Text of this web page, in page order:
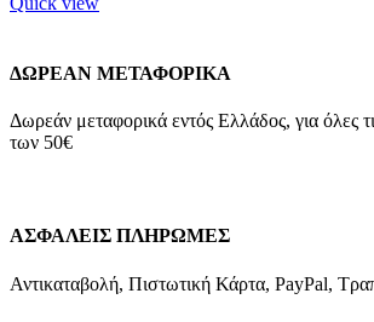
ΔΩΡΕΑΝ ΜΕΤΑΦΟΡΙΚΑ
Δωρεάν μεταφορικά εντός Ελλάδος, για όλες
των 50€
ΑΣΦΑΛΕΙΣ ΠΛΗΡΩΜΕΣ
Αντικαταβολή, Πιστωτική Κάρτα, PayPal,